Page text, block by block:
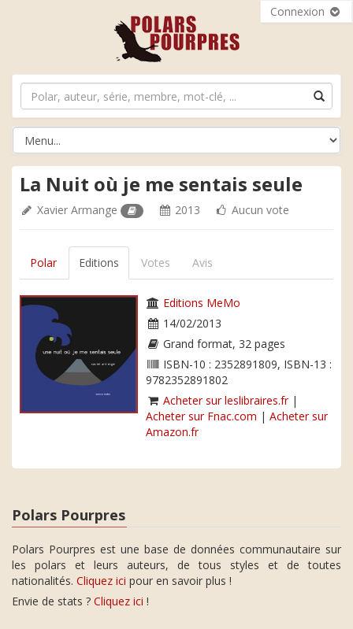
Connexion
La Nuit où je me sentais seule
Xavier Armange 2013 Aucun vote
Polar Editions Votes Avis
Editions MeMo
14/02/2013
Grand format, 32 pages
ISBN-10 : 2352891809, ISBN-13 :
9782352891802
Acheter sur leslibraires.fr|
Acheter sur Fnac.com | Acheter sur
Amazon.fr
Polars Pourpres
Polars Pourpres est une base de données communautaire sur
les polars et leurs auteurs, de tous styles et de toutes
nationalités. Cliquez ici pour en savoir plus !
Envie de stats ? Cliquez ici !